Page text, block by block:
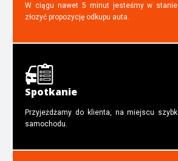
W ciągu nawet 5 minut jesteśmy w
złozyć propozycję odkupu auta.
Spotkanie
Przyjeżdżamy do klienta, na miejscu
samochodu.